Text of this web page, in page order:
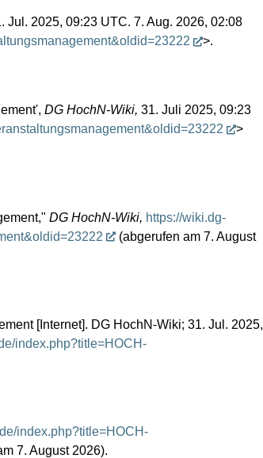
Jul. 2025, 09:23 UTC. 7. Aug. 2026, 02:08
>.
DG HochN-Wiki, 31. Juli 2025, 09:23
>
DG HochN-Wiki, https://wiki.dg-
(abgerufen am 7. August
[Internet]. DG HochN-Wiki; 31. Jul. 2025,
index.php?title=HOCH-
index.php?title=HOCH-
7. August 2026).